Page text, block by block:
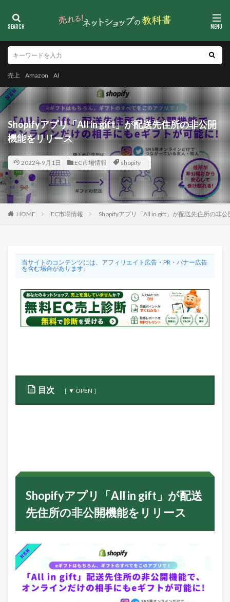
売上 Amazon AI
Shopifyアプリ「All in gift」が配送先住所の非公開
機能をリリース
2022年9月1日 EC市場情報 shopify
HOME EC市場情報 Shopifyアプリ「All in gift」が配送先住所の非
当サイトのコンテンツには、アフィリエイト広告・PR・バナー広告
を含む場合があります。
目次
プ
「
l
i
n
f
Shopifyアプリ「All in gift」が配送
先住所の非公開機能をリリース